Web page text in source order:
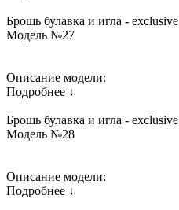
Брошь булавка и игла - exclusive
Модель №27
Описание модели:
Подробнее ↓
Брошь булавка и игла - exclusive
Модель №28
Описание модели:
Подробнее ↓